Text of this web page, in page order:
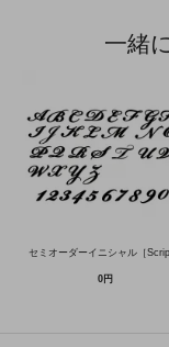
一緒
セミオーダーイニシャル［
0円